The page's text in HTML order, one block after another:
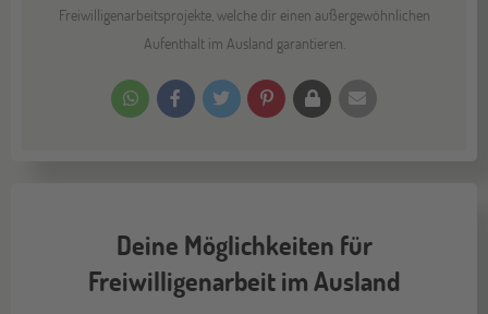
Freiwilligenarbeitsprojekte, welche dir einen außergewöhnlichen
Aufenthalt im Ausland garantieren.
Deine Möglichkeiten für
Freiwilligenarbeit im Ausland